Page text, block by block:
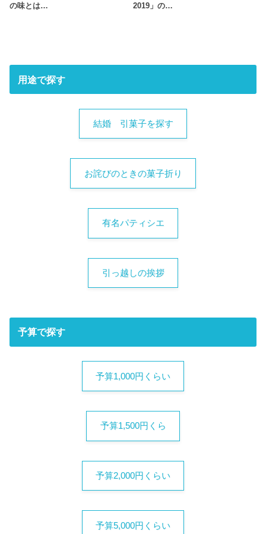
の味とは…
2019」の…
用途で探す
結婚 引菓子を探す
お詫びのときの菓子折り
有名パティシエ
引っ越しの挨拶
予算で探す
予算1,000円くらい
予算1,500円くら
予算2,000円くらい
予算5,000円くらい